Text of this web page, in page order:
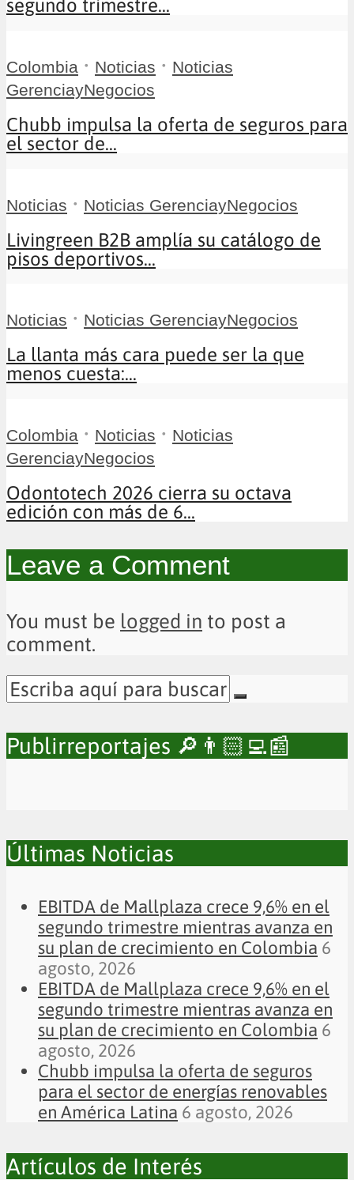
segundo trimestre...
Colombia • Noticias • Noticias
GerenciayNegocios
Chubb impulsa la oferta de seguros para
el sector de...
Noticias • Noticias GerenciayNegocios
Livingreen B2B amplía su catálogo de
pisos deportivos...
Noticias • Noticias GerenciayNegocios
La llanta más cara puede ser la que
menos cuesta:...
Colombia • Noticias • Noticias
GerenciayNegocios
Odontotech 2026 cierra su octava
edición con más de 6...
Leave a Comment
You must be logged in to post a
comment.
Publirreportajes 🔎👨🏻‍💻📰
Últimas Noticias
EBITDA de Mallplaza crece 9,6% en el
segundo trimestre mientras avanza en
su plan de crecimiento en Colombia 6
agosto, 2026
EBITDA de Mallplaza crece 9,6% en el
segundo trimestre mientras avanza en
su plan de crecimiento en Colombia 6
agosto, 2026
Chubb impulsa la oferta de seguros
para el sector de energías renovables
en América Latina 6 agosto, 2026
Artículos de Interés